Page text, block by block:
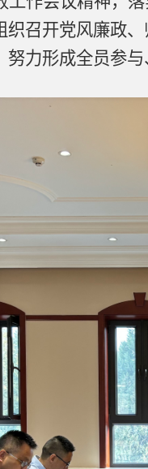
召开党风廉政
力形成全员参与